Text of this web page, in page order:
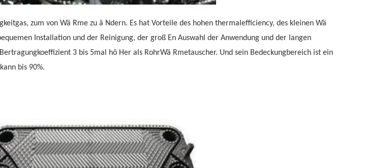
zum von Wä Rme zu ä Ndern. Es hat Vorteile des hohen thermalefficiency, des kleinen Wä
Installation und der Reinigung, der groß En Auswahl der Anwendung und der langen
3 bis 5mal hö Her als RohrWä Rmetauscher. Und sein Bedeckungbereich ist ein
bis 90%.